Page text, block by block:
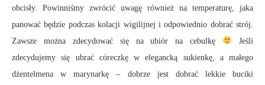
obcisły. Powinniśmy zwrócić uwagę również na temperaturę, jaka
panować będzie podczas kolacji wigilijnej i odpowiednio dobrać strój.
Zawsze można zdecydować się na ubiór na cebulkę
Jeśli
zdecydujemy się ubrać córeczkę w elegancką sukienkę, a małego
dżentelmena w marynarkę – dobrze jest dobrać lekkie buciki